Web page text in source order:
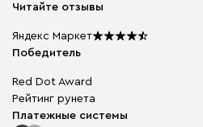
Подарочные сертификаты
Мы в прессе
Столы и стулья
Читайте отзывы
Яндекс Маркет
Победитель
Red Dot Award
Рейтинг рунета
Платежные системы